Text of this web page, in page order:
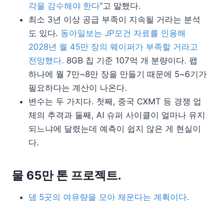
각을 감수해야 한다”고 말했다.
최소 3년 이상 공급 부족이 지속될 거라는 분석
도 있다. 동아일보는 JP모건 자료를 인용해
2028년 월 45만 장의 웨이퍼가 부족할 거라고
전망했다. 8GB 칩 기준 107억 개 분량이다. 팹
하나에 월 7만~8만 장을 만들기 때문에 5~6기가
필요하다는 계산이 나온다.
변수는 두 가지다. 첫째, 중국 CXMT 등 경쟁 업
체의 추격과 둘째, AI 슈퍼 사이클이 얼마나 유지
되느냐에 달렸는데 예측이 쉽지 않은 게 현실이
다.
물 65만 톤 프로젝트.
댐 5곳의 여유량을 모아 채운다는 계획이다.